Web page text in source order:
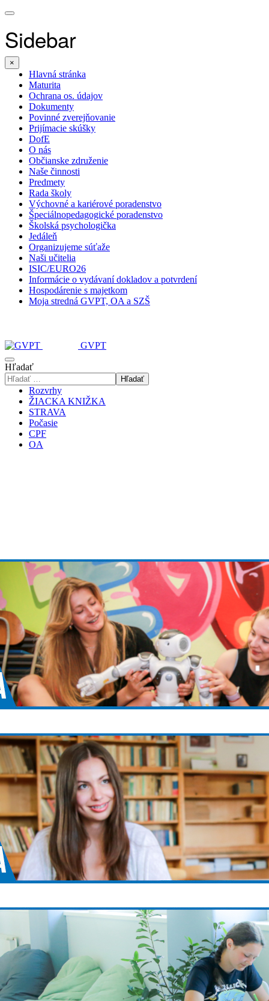
Sidebar
×
Hlavná stránka
Maturita
Ochrana os. údajov
Dokumenty
Povinné zverejňovanie
Prijímacie skúšky
DofE
O nás
Občianske združenie
Naše činnosti
Predmety
Rada školy
Výchovné a kariérové poradenstvo
Špeciálnopedagogické poradenstvo
Školská psychologička
Jedáleň
Organizujeme súťaže
Naši učitelia
ISIC/EURO26
Informácie o vydávaní dokladov a potvrdení
Hospodárenie s majetkom
Moja stredná GVPT, OA a SZŠ
GVPT
Hľadať
Hľadať
Rozvrhy
ŽIACKA KNIŽKA
STRAVA
Počasie
CPF
OA